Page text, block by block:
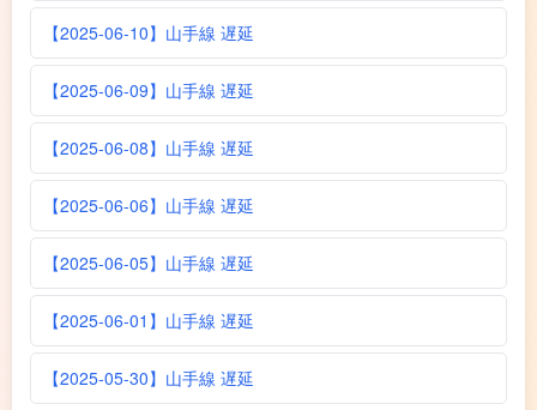
【2025-06-10】山手線 遅延
【2025-06-09】山手線 遅延
【2025-06-08】山手線 遅延
【2025-06-06】山手線 遅延
【2025-06-05】山手線 遅延
【2025-06-01】山手線 遅延
【2025-05-30】山手線 遅延